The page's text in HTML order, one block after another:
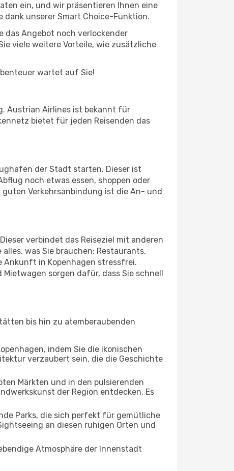
ein, und wir präsentieren Ihnen eine
unserer Smart Choice-Funktion.
das Angebot noch verlockender
viele weitere Vorteile, wie zusätzliche
wartet auf Sie!
Austrian Airlines ist bekannt für
bietet für jeden Reisenden das
der Stadt starten. Dieser ist
noch etwas essen, shoppen oder
Verkehrsanbindung ist die An- und
verbindet das Reiseziel mit anderen
was Sie brauchen: Restaurants,
in Kopenhagen stressfrei.
sorgen dafür, dass Sie schnell
bis hin zu atemberaubenden
indem Sie die ikonischen
verzaubert sein, die die Geschichte
Märkten und in den pulsierenden
der Region entdecken. Es
Parks, die sich perfekt für gemütliche
an diesen ruhigen Orten und
Atmosphäre der Innenstadt